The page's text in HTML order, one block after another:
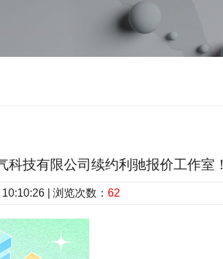
技有限公司续约利驰报价工作室！
| 浏览次数： 62